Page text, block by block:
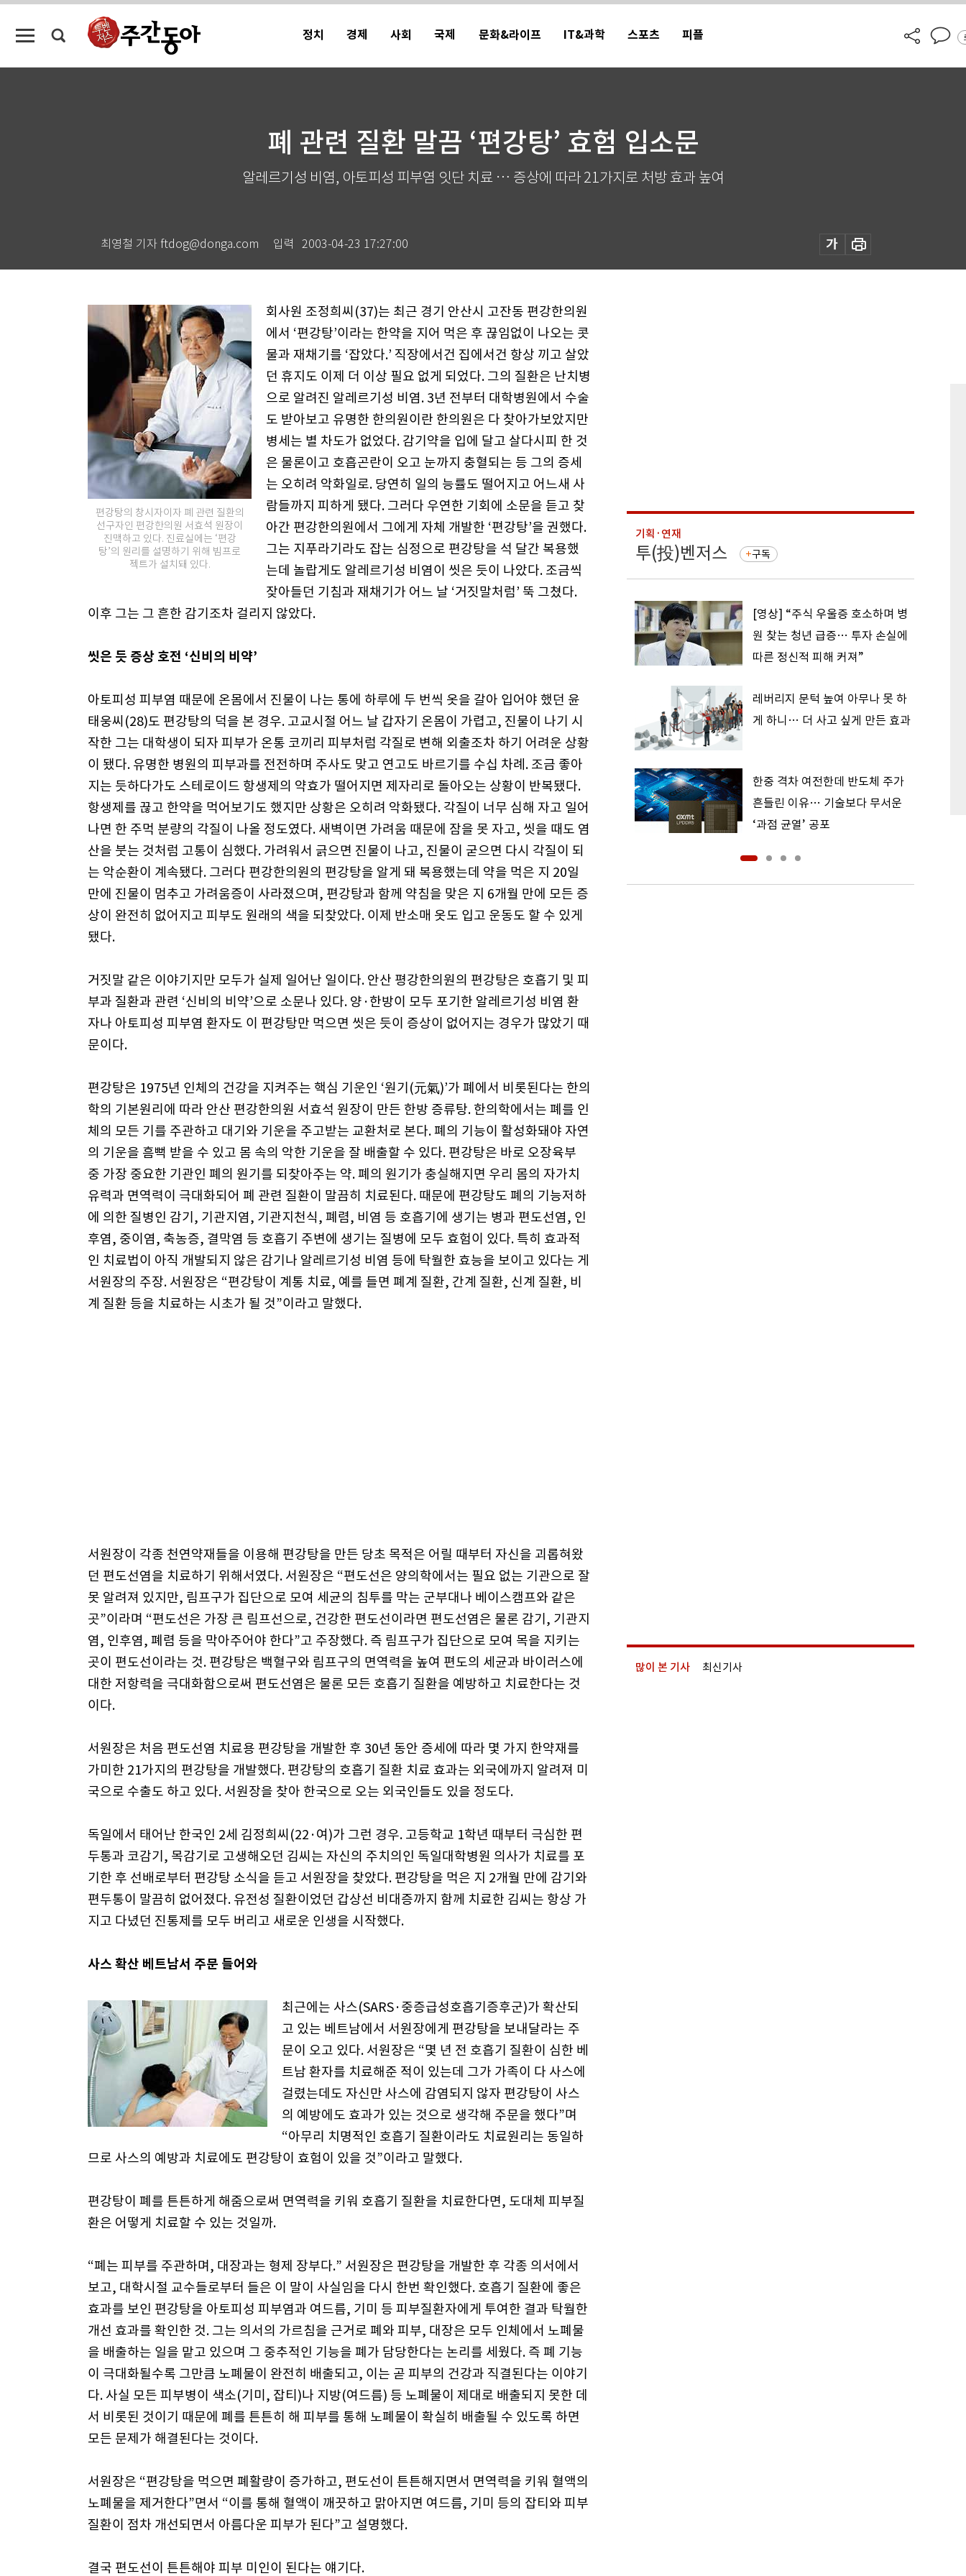
정치 경제 사회 국제 문화&라이프 IT&과학 스포츠 피플
폐 관련 질환 말끔 ‘편강탕’ 효험 입소문
알레르기성 비염, 아토피성 피부염 잇단 치료 … 증상에 따라 21가지로 처방 효과 높여
최영철 기자 ftdog@donga.com 입력 2003-04-23 17:27:00
편강탕의 창시자이자 폐 관련 질환의
선구자인 편강한의원 서효석 원장이
진맥하고 있다. 진료실에는 ‘편강
탕’의 원리를 설명하기 위해 빔프로
젝트가 설치돼 있다.
회사원 조정희씨(37)는 최근 경기 안산시 고잔동 편강한의원
에서 ‘편강탕’이라는 한약을 지어 먹은 후 끊임없이 나오는 콧
물과 재채기를 ‘잡았다.’ 직장에서건 집에서건 항상 끼고 살았
던 휴지도 이제 더 이상 필요 없게 되었다. 그의 질환은 난치병
으로 알려진 알레르기성 비염. 3년 전부터 대학병원에서 수술
도 받아보고 유명한 한의원이란 한의원은 다 찾아가보았지만
병세는 별 차도가 없었다. 감기약을 입에 달고 살다시피 한 것
은 물론이고 호흡곤란이 오고 눈까지 충혈되는 등 그의 증세
는 오히려 악화일로. 당연히 일의 능률도 떨어지고 어느새 사
람들까지 피하게 됐다. 그러다 우연한 기회에 소문을 듣고 찾
아간 편강한의원에서 그에게 자체 개발한 ‘편강탕’을 권했다.
그는 지푸라기라도 잡는 심정으로 편강탕을 석 달간 복용했
는데 놀랍게도 알레르기성 비염이 씻은 듯이 나았다. 조금씩
잦아들던 기침과 재채기가 어느 날 ‘거짓말처럼’ 뚝 그쳤다.
이후 그는 그 흔한 감기조차 걸리지 않았다.
씻은 듯 증상 호전 ‘신비의 비약’
아토피성 피부염 때문에 온몸에서 진물이 나는 통에 하루에 두 번씩 옷을 갈아 입어야 했던 윤
태웅씨(28)도 편강탕의 덕을 본 경우. 고교시절 어느 날 갑자기 온몸이 가렵고, 진물이 나기 시
작한 그는 대학생이 되자 피부가 온통 코끼리 피부처럼 각질로 변해 외출조차 하기 어려운 상황
이 됐다. 유명한 병원의 피부과를 전전하며 주사도 맞고 연고도 바르기를 수십 차례. 조금 좋아
지는 듯하다가도 스테로이드 항생제의 약효가 떨어지면 제자리로 돌아오는 상황이 반복됐다.
항생제를 끊고 한약을 먹어보기도 했지만 상황은 오히려 악화됐다. 각질이 너무 심해 자고 일어
나면 한 주먹 분량의 각질이 나올 정도였다. 새벽이면 가려움 때문에 잠을 못 자고, 씻을 때도 염
산을 붓는 것처럼 고통이 심했다. 가려워서 긁으면 진물이 나고, 진물이 굳으면 다시 각질이 되
는 악순환이 계속됐다. 그러다 편강한의원의 편강탕을 알게 돼 복용했는데 약을 먹은 지 20일
만에 진물이 멈추고 가려움증이 사라졌으며, 편강탕과 함께 약침을 맞은 지 6개월 만에 모든 증
상이 완전히 없어지고 피부도 원래의 색을 되찾았다. 이제 반소매 옷도 입고 운동도 할 수 있게
됐다.
거짓말 같은 이야기지만 모두가 실제 일어난 일이다. 안산 평강한의원의 편강탕은 호흡기 및 피
부과 질환과 관련 ‘신비의 비약’으로 소문나 있다. 양·한방이 모두 포기한 알레르기성 비염 환
자나 아토피성 피부염 환자도 이 편강탕만 먹으면 씻은 듯이 증상이 없어지는 경우가 많았기 때
문이다.
편강탕은 1975년 인체의 건강을 지켜주는 핵심 기운인 ‘원기(元氣)’가 폐에서 비롯된다는 한의
학의 기본원리에 따라 안산 편강한의원 서효석 원장이 만든 한방 증류탕. 한의학에서는 폐를 인
체의 모든 기를 주관하고 대기와 기운을 주고받는 교환처로 본다. 폐의 기능이 활성화돼야 자연
의 기운을 흠뻑 받을 수 있고 몸 속의 악한 기운을 잘 배출할 수 있다. 편강탕은 바로 오장육부
중 가장 중요한 기관인 폐의 원기를 되찾아주는 약. 폐의 원기가 충실해지면 우리 몸의 자가치
유력과 면역력이 극대화되어 폐 관련 질환이 말끔히 치료된다. 때문에 편강탕도 폐의 기능저하
에 의한 질병인 감기, 기관지염, 기관지천식, 폐렴, 비염 등 호흡기에 생기는 병과 편도선염, 인
후염, 중이염, 축농증, 결막염 등 호흡기 주변에 생기는 질병에 모두 효험이 있다. 특히 효과적
인 치료법이 아직 개발되지 않은 감기나 알레르기성 비염 등에 탁월한 효능을 보이고 있다는 게
서원장의 주장. 서원장은 “편강탕이 계통 치료, 예를 들면 폐계 질환, 간계 질환, 신계 질환, 비
계 질환 등을 치료하는 시초가 될 것”이라고 말했다.
서원장이 각종 천연약재들을 이용해 편강탕을 만든 당초 목적은 어릴 때부터 자신을 괴롭혀왔
던 편도선염을 치료하기 위해서였다. 서원장은 “편도선은 양의학에서는 필요 없는 기관으로 잘
못 알려져 있지만, 림프구가 집단으로 모여 세균의 침투를 막는 군부대나 베이스캠프와 같은
곳”이라며 “편도선은 가장 큰 림프선으로, 건강한 편도선이라면 편도선염은 물론 감기, 기관지
염, 인후염, 폐렴 등을 막아주어야 한다”고 주장했다. 즉 림프구가 집단으로 모여 목을 지키는
곳이 편도선이라는 것. 편강탕은 백혈구와 림프구의 면역력을 높여 편도의 세균과 바이러스에
대한 저항력을 극대화함으로써 편도선염은 물론 모든 호흡기 질환을 예방하고 치료한다는 것
이다.
서원장은 처음 편도선염 치료용 편강탕을 개발한 후 30년 동안 증세에 따라 몇 가지 한약재를
가미한 21가지의 편강탕을 개발했다. 편강탕의 호흡기 질환 치료 효과는 외국에까지 알려져 미
국으로 수출도 하고 있다. 서원장을 찾아 한국으로 오는 외국인들도 있을 정도다.
독일에서 태어난 한국인 2세 김정희씨(22·여)가 그런 경우. 고등학교 1학년 때부터 극심한 편
두통과 코감기, 목감기로 고생해오던 김씨는 자신의 주치의인 독일대학병원 의사가 치료를 포
기한 후 선배로부터 편강탕 소식을 듣고 서원장을 찾았다. 편강탕을 먹은 지 2개월 만에 감기와
편두통이 말끔히 없어졌다. 유전성 질환이었던 갑상선 비대증까지 함께 치료한 김씨는 항상 가
지고 다녔던 진통제를 모두 버리고 새로운 인생을 시작했다.
사스 확산 베트남서 주문 들어와
최근에는 사스(SARS·중증급성호흡기증후군)가 확산되
고 있는 베트남에서 서원장에게 편강탕을 보내달라는 주
문이 오고 있다. 서원장은 “몇 년 전 호흡기 질환이 심한 베
트남 환자를 치료해준 적이 있는데 그가 가족이 다 사스에
걸렸는데도 자신만 사스에 감염되지 않자 편강탕이 사스
의 예방에도 효과가 있는 것으로 생각해 주문을 했다”며
“아무리 치명적인 호흡기 질환이라도 치료원리는 동일하
므로 사스의 예방과 치료에도 편강탕이 효험이 있을 것”이라고 말했다.
편강탕이 폐를 튼튼하게 해줌으로써 면역력을 키워 호흡기 질환을 치료한다면, 도대체 피부질
환은 어떻게 치료할 수 있는 것일까.
“폐는 피부를 주관하며, 대장과는 형제 장부다.” 서원장은 편강탕을 개발한 후 각종 의서에서
보고, 대학시절 교수들로부터 들은 이 말이 사실임을 다시 한번 확인했다. 호흡기 질환에 좋은
효과를 보인 편강탕을 아토피성 피부염과 여드름, 기미 등 피부질환자에게 투여한 결과 탁월한
개선 효과를 확인한 것. 그는 의서의 가르침을 근거로 폐와 피부, 대장은 모두 인체에서 노폐물
을 배출하는 일을 맡고 있으며 그 중추적인 기능을 폐가 담당한다는 논리를 세웠다. 즉 폐 기능
이 극대화될수록 그만큼 노폐물이 완전히 배출되고, 이는 곧 피부의 건강과 직결된다는 이야기
다. 사실 모든 피부병이 색소(기미, 잡티)나 지방(여드름) 등 노폐물이 제대로 배출되지 못한 데
서 비롯된 것이기 때문에 폐를 튼튼히 해 피부를 통해 노폐물이 확실히 배출될 수 있도록 하면
모든 문제가 해결된다는 것이다.
서원장은 “편강탕을 먹으면 폐활량이 증가하고, 편도선이 튼튼해지면서 면역력을 키워 혈액의
노폐물을 제거한다”면서 “이를 통해 혈액이 깨끗하고 맑아지면 여드름, 기미 등의 잡티와 피부
질환이 점차 개선되면서 아름다운 피부가 된다”고 설명했다.
결국 편도선이 튼튼해야 피부 미인이 된다는 얘기다.
기획·연재
투(投)벤저스 구독
[영상] “주식 우울증 호소하며 병
원 찾는 청년 급증… 투자 손실에
따른 정신적 피해 커져”
레버리지 문턱 높여 아무나 못 하
게 하니… 더 사고 싶게 만든 효과
한중 격차 여전한데 반도체 주가
흔들린 이유… 기술보다 무서운
‘과점 균열’ 공포
많이 본 기사 최신기사